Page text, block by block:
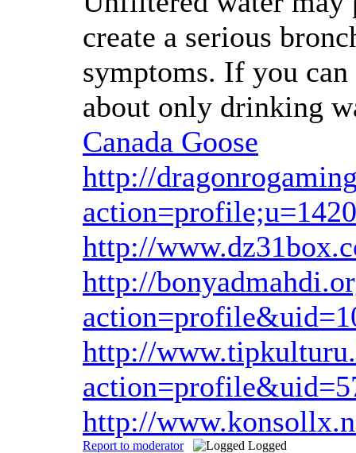
create a serious
symptoms. If you
about only drinking
Canada Goose
http://
http://
http://
http://
http://
Report to moderator Logged